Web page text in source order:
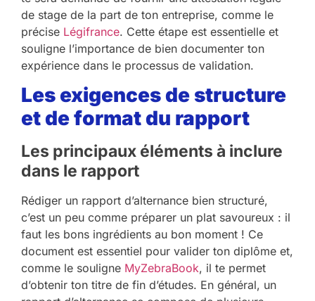
de stage de la part de ton entreprise, comme le
précise Légifrance. Cette étape est essentielle et
souligne l’importance de bien documenter ton
expérience dans le processus de validation.
Les exigences de structure
et de format du rapport
Les principaux éléments à inclure
dans le rapport
Rédiger un rapport d’alternance bien structuré,
c’est un peu comme préparer un plat savoureux : il
faut les bons ingrédients au bon moment ! Ce
document est essentiel pour valider ton diplôme et,
comme le souligne MyZebraBook, il te permet
d’obtenir ton titre de fin d’études. En général, un